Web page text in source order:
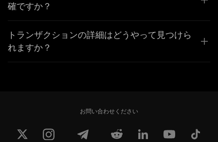
確ですか？
トランザクションの詳細はどうやって見つけら
れますか？
お問い合わせください